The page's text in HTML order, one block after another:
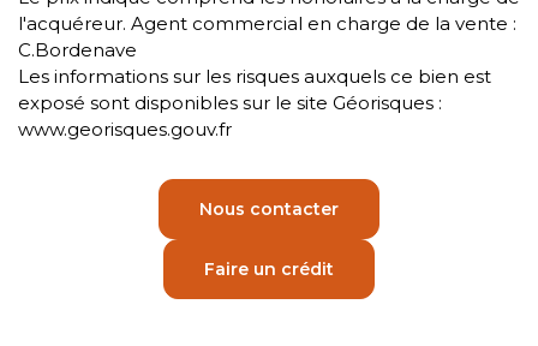
l'acquéreur. Agent commercial en charge de la vente :
C.Bordenave
Les informations sur les risques auxquels ce bien est
exposé sont disponibles sur le site Géorisques :
www.georisques.gouv.fr
Nous contacter
Faire un crédit